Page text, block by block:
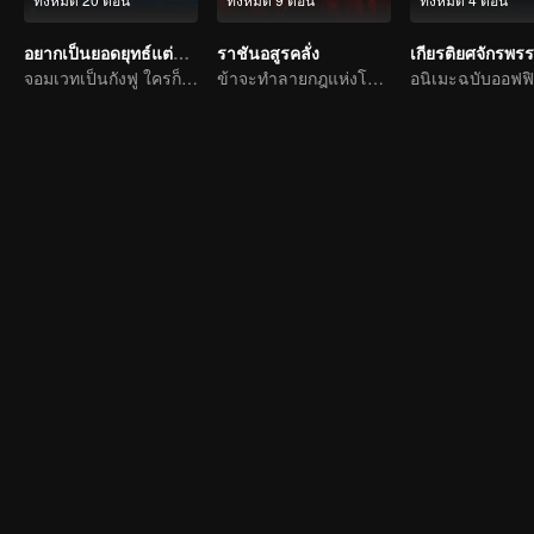
อยากเป็นยอดยุทธ์แต่ดันเป็นจอมเวทแทน
จอมเวทเป็นกังฟู ใครก็ต้านไม่อยู่
ราชันอสูรคลั่ง
ข้าจะทำลายกฎแห่งโชคชะตาเอง!